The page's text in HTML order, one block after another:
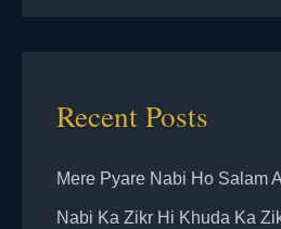
Recent Posts
Mere Pyare Nabi Ho Salam
Nabi Ka Zikr Hi Khuda Ka